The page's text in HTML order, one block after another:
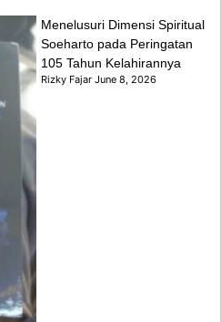
Menelusuri Dimensi Spiritual
Soeharto pada Peringatan
105 Tahun Kelahirannya
Rizky FajarJune 8, 2026